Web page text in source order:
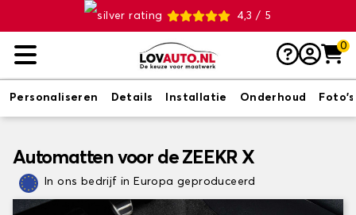
4,3 / 5
0
Personaliseren Details Installatie Onderhoud Foto's
Automatten voor de ZEEKR X
In ons bedrijf in Europa geproduceerd